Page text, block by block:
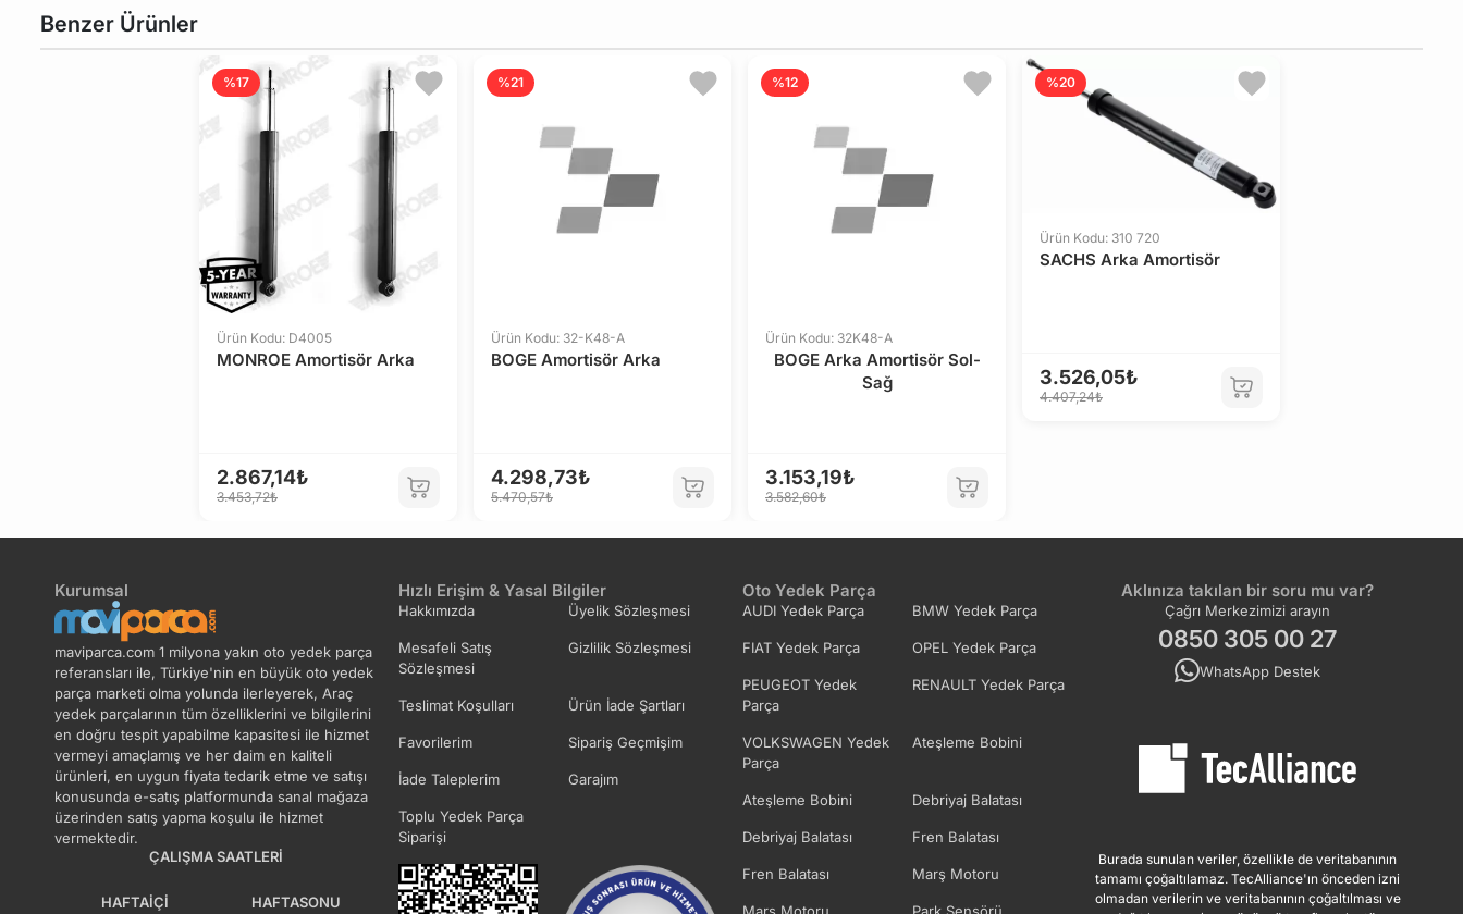
Benzer Ürünler
Ürün Kodu: D4005
MONROE Amortisör Arka
2.867,14₺
3.453,72₺
%17
Ürün Kodu: 32-K48-A
BOGE Amortisör Arka
4.298,73₺
5.470,57₺
%21
Ürün Kodu: 32K48-A
BOGE Arka Amortisör Sol-
Sağ
3.153,19₺
3.582,60₺
%12
Ürün Kodu: 310 720
SACHS Arka Amortisör
3.526,05₺
4.407,24₺
%20
Kurumsal
maviparca.com 1 milyona yakın oto yedek parça
referansları ile, Türkiye'nin en büyük oto yedek
parça marketi olma yolunda ilerleyerek, Araç
yedek parçalarının tüm özelliklerini ve bilgilerini
en doğru tespit yapabilme kapasitesi ile hizmet
vermeyi amaçlamış ve her daim en kaliteli
ürünleri, en uygun fiyata tedarik etme ve satışı
konusunda e-satış platformunda sanal mağaza
üzerinden satış yapma koşulu ile hizmet
vermektedir.
ÇALIŞMA SAATLERI
HAFTAIÇI HAFTASONU
Hızlı Erişim & Yasal Bilgiler
Hakkımızda Üyelik Sözleşmesi
Mesafeli Satış
Sözleşmesi
Gizlilik Sözleşmesi
Teslimat Koşulları Ürün İade Şartları
Favorilerim Sipariş Geçmişim
İade Taleplerim Garajım
Toplu Yedek Parça
Siparişi
Oto Yedek Parça
AUDI Yedek Parça BMW Yedek Parça
FIAT Yedek Parça OPEL Yedek Parça
PEUGEOT Yedek
Parça
RENAULT Yedek Parça
VOLKSWAGEN Yedek
Parça
Ateşleme Bobini
Ateşleme Bobini Debriyaj Balatası
Debriyaj Balatası Fren Balatası
Fren Balatası Marş Motoru
Aklınıza takılan bir soru mu var?
Çağrı Merkezimizi arayın
0850 305 00 27
WhatsApp Destek
Burada sunulan veriler, özellikle de veritabanının
tamamı çoğaltılamaz. TecAlliance'ın önceden izni
olmadan verilerin ve veritabanının çoğaltılması ve